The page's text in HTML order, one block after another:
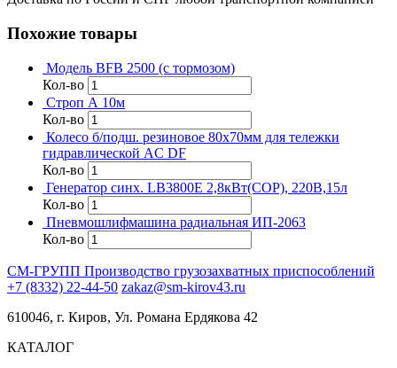
Похожие товары
Модель BFB 2500 (с тормозом)
Кол-во
Строп А 10м
Кол-во
Колесо б/подш. резиновое 80х70мм для тележки
гидравлической AC DF
Кол-во
Генератор синх. LB3800E 2,8кВт(COP), 220В,15л
Кол-во
Пневмошлифмашина радиальная ИП-2063
Кол-во
СМ-ГРУПП Производство грузозахватных приспособлений
+7 (8332) 22-44-50 zakaz@sm-kirov43.ru
610046, г. Киров, Ул. Романа Ердякова 42
КАТАЛОГ